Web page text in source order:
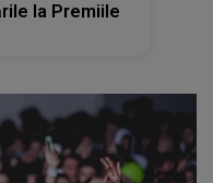
la Premiile